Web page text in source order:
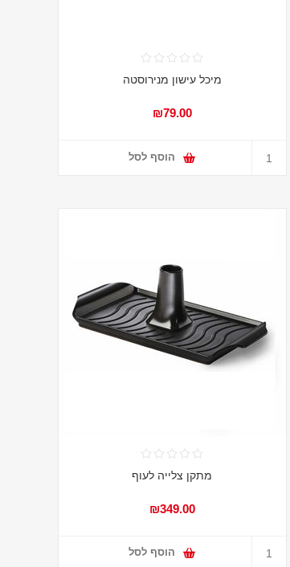
מיכל עישון מנירוסטה
₪79.00
הוסף לסל
מתקן צלייה לעוף
₪349.00
הוסף לסל